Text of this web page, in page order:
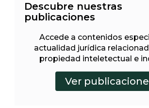
Descubre nuestras
publicaciones
Accede a contenidos
actualidad jurídica
propiedad inteletectual e